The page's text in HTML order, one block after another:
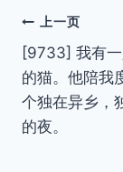
文
章
导
航
上一页
[9733] 我有
的猫。他陪我
个独在异乡，
的夜。